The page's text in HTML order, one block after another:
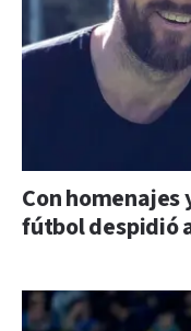
Con homenajes
fútbol despidió